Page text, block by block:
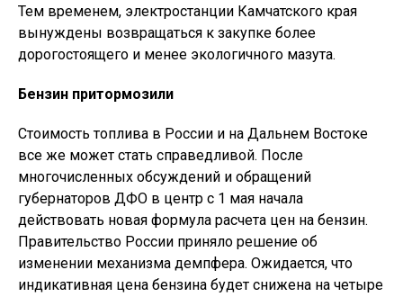
Тем временем, электростанции Камчатского края
вынуждены возвращаться к закупке более
дорогостоящего и менее экологичного мазута.
Бензин притормозили
Стоимость топлива в России и на Дальнем Востоке
все же может стать справедливой. После
многочисленных обсуждений и обращений
губернаторов ДФО в центр с 1 мая начала
действовать новая формула расчета цен на бензин.
Правительство России приняло решение об
изменении механизма демпфера. Ожидается, что
индикативная цена бензина будет снижена на четыре